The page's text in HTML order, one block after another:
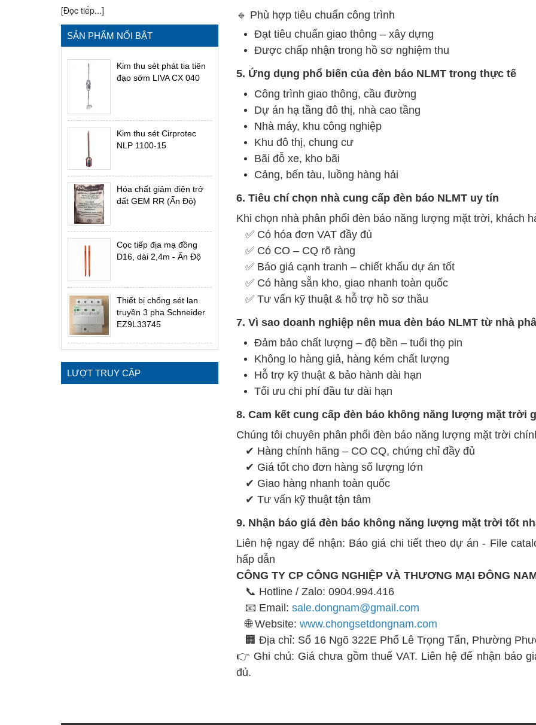
🔹 Phù hợp tiêu chuẩn công trình
Đạt tiêu chuẩn giao thông – xây dựng
Được chấp nhận trong hồ sơ nghiệm thu
5. Ứng dụng phổ biến của đèn báo NLMT trong thực tế
Công trình giao thông, cầu đường
Dự án hạ tầng đô thị, nhà cao tầng
Nhà máy, khu công nghiệp
Khu đô thị, chung cư
Bãi đỗ xe, kho bãi
Cảng, bến tàu, luồng hàng hải
6. Tiêu chí chọn nhà cung cấp đèn báo NLMT uy tín
Khi chọn nhà phân phối đèn báo năng lượng mặt trời, khách
✅ Có hóa đơn VAT đầy đủ
✅ Có CO – CQ rõ ràng
✅ Báo giá cạnh tranh – chiết khấu dự án tốt
✅ Có hàng sẵn kho, giao nhanh toàn quốc
✅ Tư vấn kỹ thuật & hỗ trợ hồ sơ thầu
7. Vì sao doanh nghiệp nên mua đèn báo NLMT từ nhà
Đảm bảo chất lượng – độ bền – tuổi thọ pin
Không lo hàng giả, hàng kém chất lượng
Hỗ trợ kỹ thuật & bảo hành dài hạn
Tối ưu chi phí đầu tư dài hạn
8. Cam kết cung cấp đèn báo không năng lượng mặt trời
Chúng tôi chuyên phân phối đèn báo năng lượng mặt trời
✔ Hàng chính hãng – CO CQ, chứng chỉ đầy đủ
✔ Giá tốt cho đơn hàng số lượng lớn
✔ Giao hàng nhanh toàn quốc
✔ Tư vấn kỹ thuật tận tâm
9. Nhận báo giá đèn báo không năng lượng mặt trời tốt
Liên hệ ngay để nhận: Báo giá chi tiết theo dự án - File
hấp dẫn
CÔNG TY CP CÔNG NGHIỆP VÀ THƯƠNG MẠI ĐÔNG
📞 Hotline / Zalo: 0904.994.416
📧 Email: sale.dongnam@gmail.com
🌐 Website: www.chongsetdongnam.com
🏢 Địa chỉ: Số 16 Ngõ 322E Phố Lê Trọng Tấn, Phường
👉 Ghi chú: Giá chưa gồm thuế VAT. Liên hệ để nhận báo
đủ.
[Đọc tiếp...]
SẢN PHẨM NỔI BẬT
Kim thu sét phát tia tiên
đạo sớm LIVA CX 040
Kim thu sét Cirprotec
NLP 1100-15
Hóa chất giảm điện trở
đất GEM RR (Ấn Độ)
Cọc tiếp địa mạ đồng
D16, dài 2,4m - Ấn Độ
Thiết bị chống sét lan
truyền 3 pha Schneider
EZ9L33745
LƯỢT TRUY CẬP